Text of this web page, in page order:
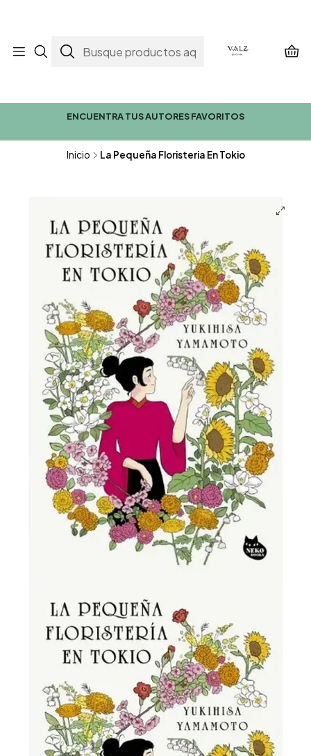
ENCUENTRA TUS AUTORES FAVORITOS
Inicio La Pequeña Floristeria En Tokio